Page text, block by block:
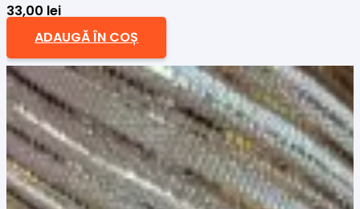
33,00 lei
ADAUGĂ ÎN COȘ